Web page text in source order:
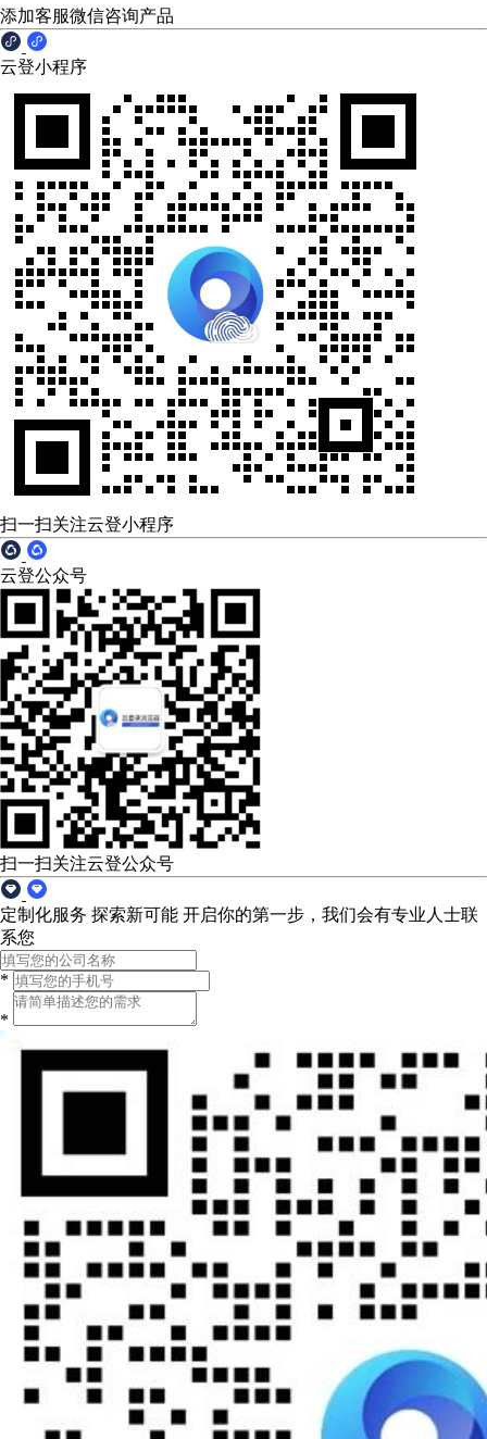
添加客服微信咨询产品
云登小程序
扫一扫关注云登小程序
云登公众号
扫一扫关注云登公众号
定制化服务 探索新可能 开启你的第一步，我们会有专业人士联
系您
*
*